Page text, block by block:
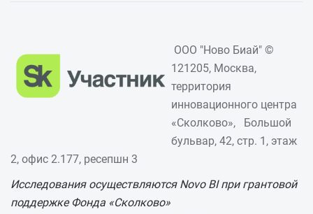
ООО "Ново Биай" ©
121205, Москва,
территория
инновационного центра
«Сколково», Большой
бульвар, 42, стр. 1, этаж
2, офис 2.177, ресепшн 3
Исследования осуществляются Novo BI при грантовой
поддержке Фонда «Сколково»